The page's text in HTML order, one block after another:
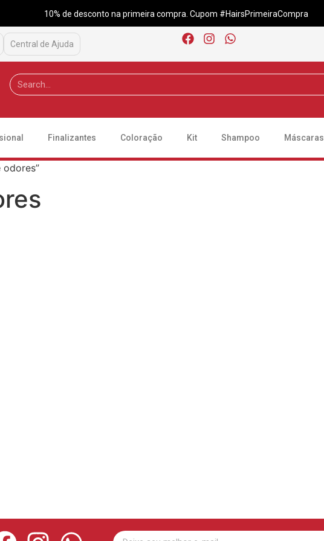
10% de desconto na primeira compra. Cupom #HairsPrimeiraCompra
Central de Ajuda
Finalizantes Coloração Kit Shampoo Máscaras